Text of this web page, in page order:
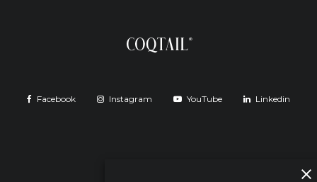
Facebook Instagram YouTube Linkedin